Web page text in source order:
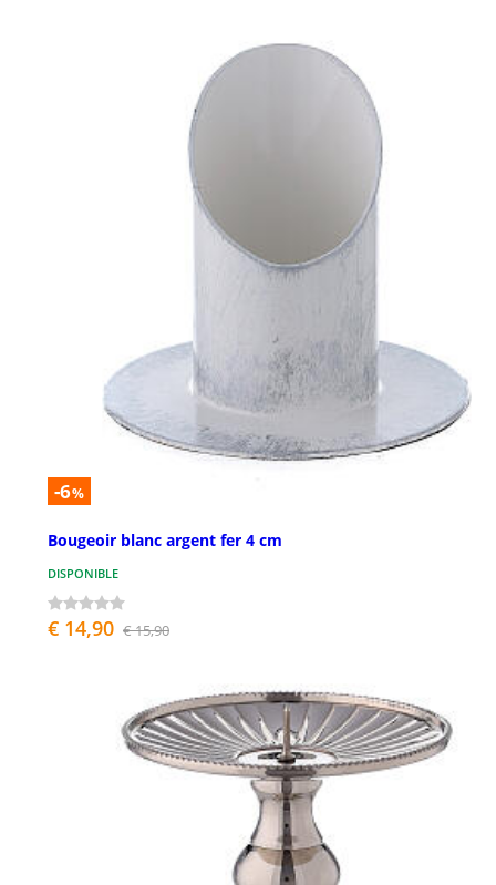
-6%
Bougeoir blanc argent fer 4 cm
DISPONIBLE
€ 14,90 € 15,90